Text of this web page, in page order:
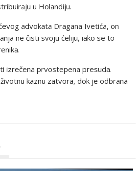
u Holandiju.
advokata Dragana Ivetića, on
ne čisti svoju ćeliju, iako se to
izrečena prvostepena presuda.
kaznu zatvora, dok je odbrana